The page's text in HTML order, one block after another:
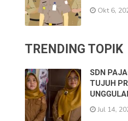
Okt 6,
TRENDING TOPIK
SDN
TUJUH
Jul 14,